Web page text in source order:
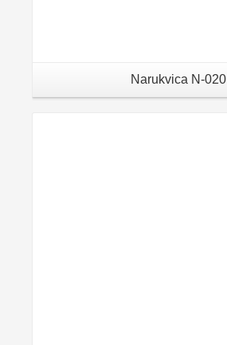
Narukvica N-020